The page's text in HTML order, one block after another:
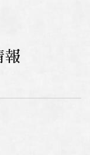
報